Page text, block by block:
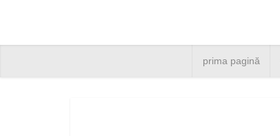
prima pagină